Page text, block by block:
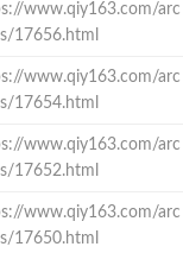
www.qiy163.com/arc
17656.html
www.qiy163.com/arc
17654.html
www.qiy163.com/arc
17652.html
www.qiy163.com/arc
17650.html